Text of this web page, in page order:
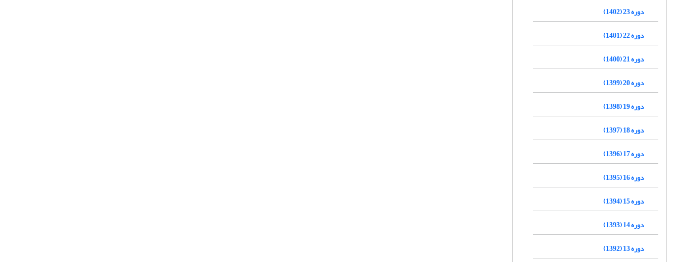
دوره 23 (1402)
دوره 22 (1401)
دوره 21 (1400)
دوره 20 (1399)
دوره 19 (1398)
دوره 18 (1397)
دوره 17 (1396)
دوره 16 (1395)
دوره 15 (1394)
دوره 14 (1393)
دوره 13 (1392)